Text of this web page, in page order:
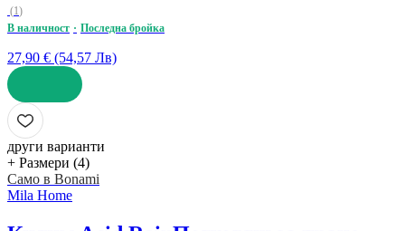
(1)
В наличност
Последна бройка
27,90 € (54,57 Лв)
ДОБАВИ
други варианти
+ Размери (4)
Само в Bonami
Mila Home